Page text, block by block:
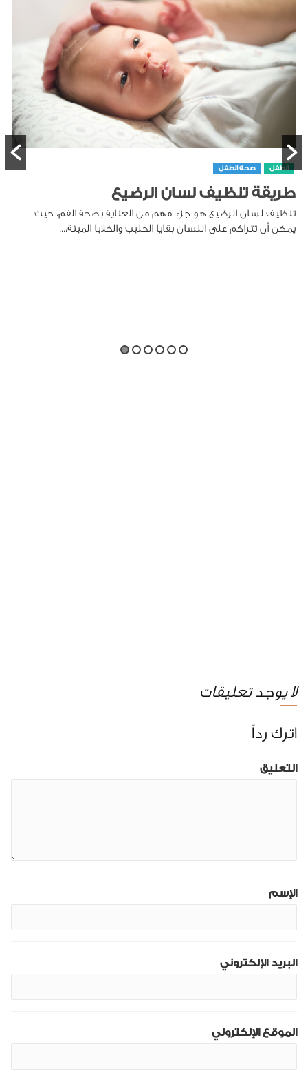
الطفل صحة الطفل
طريقة تنظيف لسان الرضيع
تنظيف لسان الرضيع هو جزء مهم من العناية بصحة الفم، حيث
يمكن أن تتراكم على اللسان بقايا الحليب والخلايا الميتة،...
لا يوجد تعليقات
اترك رداً
التعليق
الإسم
البريد الإلكتروني
الموقع الإلكتروني